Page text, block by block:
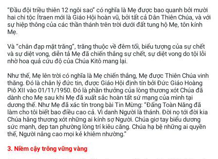
“Đầu đội triều thiên 12 ngôi sao” có nghĩa là Mẹ được bao quanh bởi mười
hai chi tộc Ítraen mới là Giáo Hội hoàn vũ, bởi tất cả Dân Thiên Chúa, và với
sự hiệp thông của các thần thánh trên trời dưới đất tung hộ Mẹ, tôn kính
Mẹ.
Và “chân đạp mặt trăng”, trăng thuộc về đêm tối, biểu tượng của sự chết
và sự diệt vong, diễn tả Mẹ đã chiến thắng sự chết, sự diệt vong do tội lỗi
nhờ hoa quả cứu độ của Chúa Kitô mang lại.
Như thế, Mẹ lên trời có nghĩa là Mẹ chiến thắng, Mẹ được Thiên Chúa vinh
thăng. Đó là chân lý đức tin, được Giáo Hội định tín bởi Đức Giáo Hoàng
Piô XII vào 01/11/1950. Đó là phần thưởng của lòng thương xót Chúa đã
dành cho Mẹ sau khi Mẹ đã xuất sắc hoàn tất sứ mạng của mình tại
dương thế. Như Mẹ đã xác tín trong bài Tin Mừng: “Đấng Toàn Năng đã
làm cho tôi biết bao điều cao cả. Vì danh Người là thánh. Đời nọ tới đời kia
Chúa hằng thương xót những ai kính sợ Người. Chúa giơ tay biểu dương
sức mạnh, dẹp tan phường lòng trí kiêu căng. Chúa hạ bệ những ai quyền
thế, Người nâng cao mọi kẻ khiêm nhường.”
3. Niềm cậy trông vững vàng